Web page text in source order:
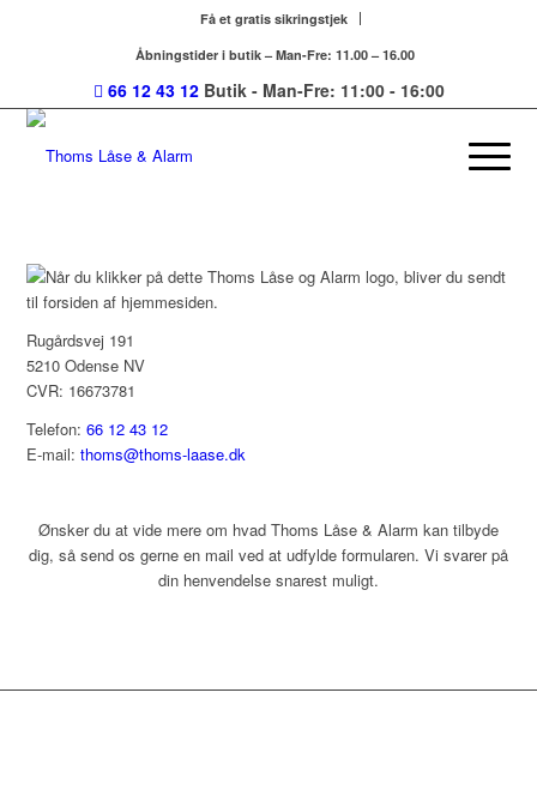
Få et gratis sikringstjek
Åbningstider i butik – Man-Fre: 11.00 – 16.00
66 12 43 12 Butik - Man-Fre: 11:00 - 16:00
Rugårdsvej 191
5210 Odense NV
CVR: 16673781
Telefon:66 12 43 12
E-mail:thoms@thoms-laase.dk
Ønsker du at vide mere om hvad Thoms Låse & Alarm kan tilbyde
dig, så send os gerne en mail ved at udfylde formularen. Vi svarer på
din henvendelse snarest muligt.​